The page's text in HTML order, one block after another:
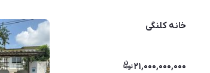
خانه کلنگی
۲۱,۰۰۰,۰۰۰,۰۰۰